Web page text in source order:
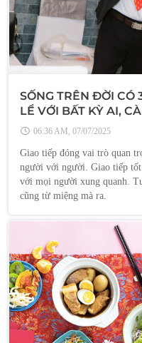
SỐNG TRÊN ĐỜI CÓ
LỂ VỚI BẤT KỲ AI,
CÀNG TỚI
06:36 AM, 07/07/2025
Giao tiếp đóng vai trò quan
người với người. Giao tiếp tốt
với mọi người xung quanh.
cũng từ miệng mà ra.